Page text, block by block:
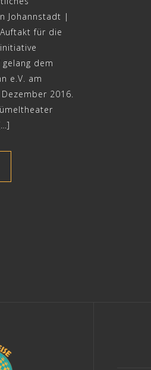
Johannstadt |
für die
gelang dem
e.V. am
2016.